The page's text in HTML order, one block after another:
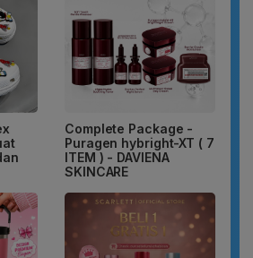
Complete Package -
Puragen hybright-XT ( 7
ITEM ) - DAVIENA
SKINCARE